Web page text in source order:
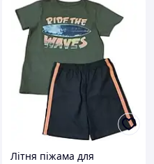
Літня піжама для